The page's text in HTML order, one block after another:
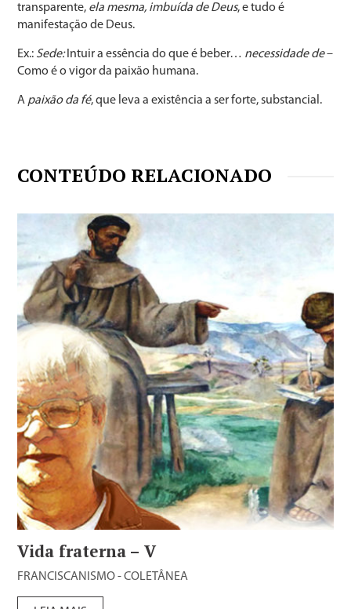
transparente, ela mesma, imbuída de Deus, e tudo é
manifestação de Deus.
Ex.: Sede:Intuir a essência do que é beber… necessidade de–
Como é o vigor da paixão humana.
A paixão da fé, que leva a existência a ser forte, substancial.
CONTEÚDO RELACIONADO
Vida fraterna – V
FRANCISCANISMO - COLETÂNEA